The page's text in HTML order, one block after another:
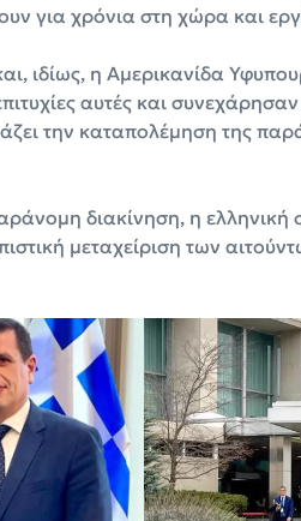
για χρόνια στη χώρα και
ιδίως, η Αμερικανίδα
αυτές και
την καταπολέμηση της
διακίνηση, η ελληνική
μεταχείριση των